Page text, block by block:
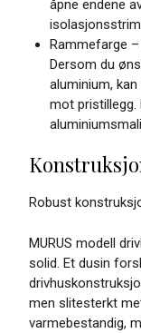
åpne endene
Rammefarge
Dersom du
aluminium,
mot pristillegg.
Robust
MURUS modell
solid. Et dusin
men slitesterkt
varmebestandig,